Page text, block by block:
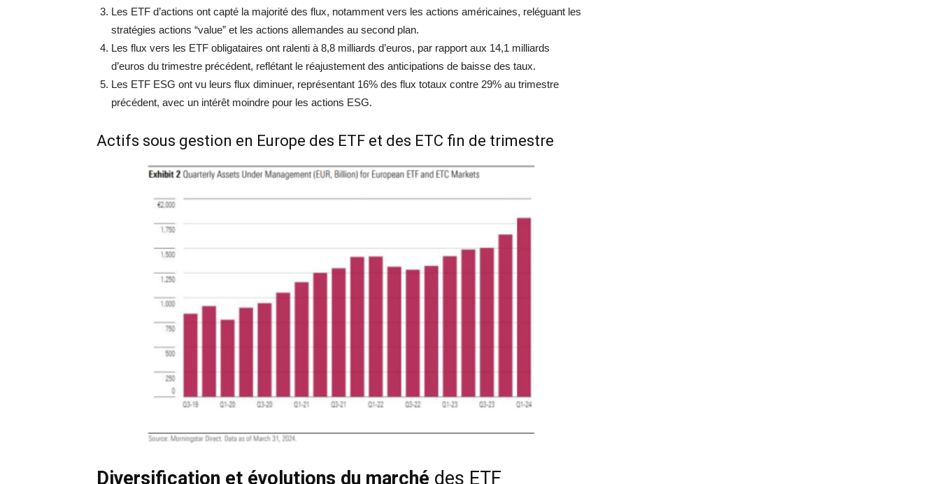
Les ETF d’actions ont capté la majorité des flux, notamment vers les actions américaines, reléguant les
stratégies actions “value” et les actions allemandes au second plan.
Les flux vers les ETF obligataires ont ralenti à 8,8 milliards d’euros, par rapport aux 14,1 milliards
d’euros du trimestre précédent, reflétant le réajustement des anticipations de baisse des taux.
Les ETF ESG ont vu leurs flux diminuer, représentant 16% des flux totaux contre 29% au trimestre
précédent, avec un intérêt moindre pour les actions ESG.
Actifs sous gestion en Europe des ETF et des ETC fin de trimestre
Diversification et évolutions du marché des ETF